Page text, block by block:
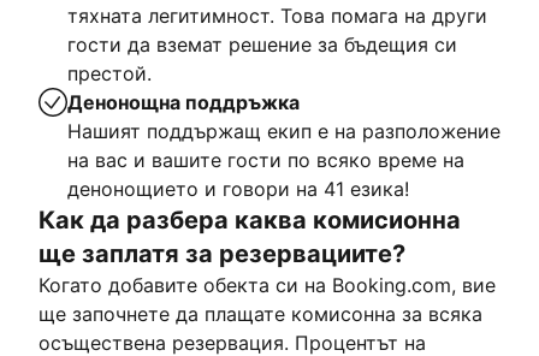
тяхната легитимност. Това помага на други
гости да вземат решение за бъдещия си
престой.
Денонощна поддръжка
Нашият поддържащ екип е на разположение
на вас и вашите гости по всяко време на
денонощието и говори на 41 езика!
Как да разбера каква комисионна
ще заплатя за резервациите?
Когато добавите обекта си на Booking.com, вие
ще започнете да плащате комисонна за всяка
осъществена резервация. Процентът на